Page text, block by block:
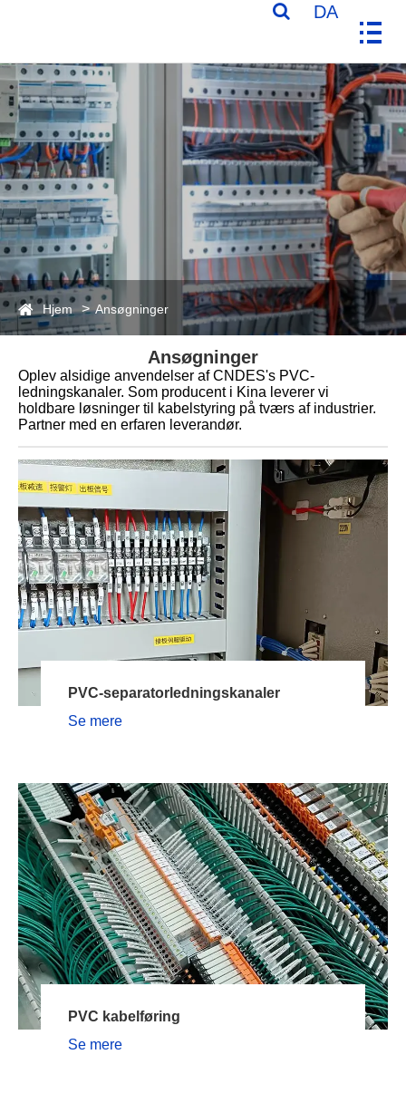
DA
Hjem Ansøgninger
Ansøgninger
Oplev alsidige anvendelser af CNDES's PVC-
ledningskanaler. Som producent i Kina leverer vi
holdbare løsninger til kabelstyring på tværs af industrier.
Partner med en erfaren leverandør.
PVC-separatorledningskanaler
Se mere
PVC kabelføring
Se mere